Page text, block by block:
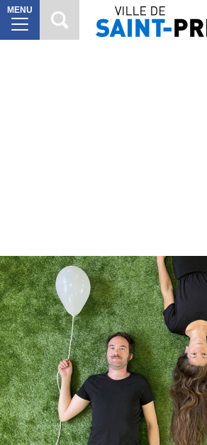
MENU
MAIRIE
démarches